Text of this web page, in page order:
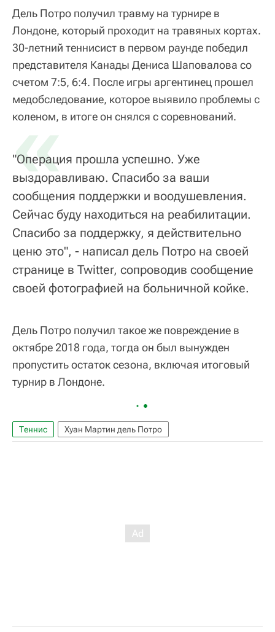
Дель Потро получил травму на турнире в
Лондоне, который проходит на травяных кортах.
30-летний теннисист в первом раунде победил
представителя Канады Дениса Шаповалова со
счетом 7:5, 6:4. После игры аргентинец прошел
медобследование, которое выявило проблемы с
коленом, в итоге он снялся с соревнований.
«
"Операция прошла успешно. Уже
выздоравливаю. Спасибо за ваши
сообщения поддержки и воодушевления.
Сейчас буду находиться на реабилитации.
Спасибо за поддержку, я действительно
ценю это", - написал дель Потро на своей
странице в Twitter, сопроводив сообщение
своей фотографией на больничной койке.
Дель Потро получил такое же повреждение в
октябре 2018 года, тогда он был вынужден
пропустить остаток сезона, включая итоговый
турнир в Лондоне.
Теннис Хуан Мартин дель Потро